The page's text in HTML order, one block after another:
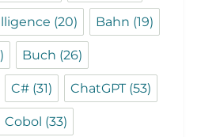
(20) Bahn (19)
Buch (26)
C# (31) ChatGPT(53)
Cobol (33)